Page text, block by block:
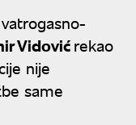
Vidovićrekao
nije
same